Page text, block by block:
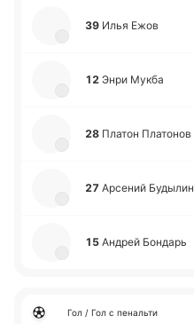
39 Илья Ежов
12 Энри Мукба
28 Платон Пла­то­нов
27 Арсе­ний Бу­ды­лин
15 Андрей Бо­ндарь
Гол / Гол с пенальти